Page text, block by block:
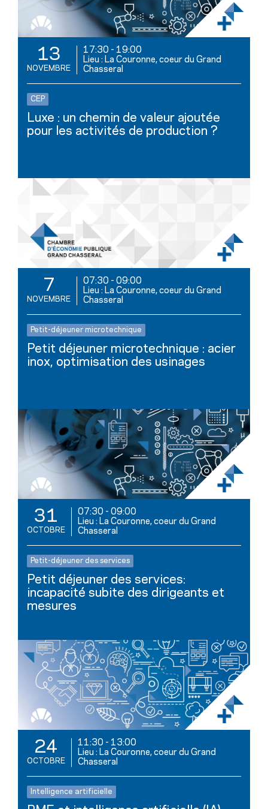
13
NOVEMBRE
17:30 - 19:00
Lieu : La Couronne, coeur du Grand
Chasseral
CEP
Luxe : un chemin de valeur ajoutée
pour les activités de production ?
7
NOVEMBRE
07:30 - 09:00
Lieu : La Couronne, coeur du Grand
Chasseral
Petit-déjeuner microtechnique
Petit déjeuner microtechnique : acier
inox, optimisation des usinages
31
OCTOBRE
07:30 - 09:00
Lieu : La Couronne, coeur du Grand
Chasseral
Petit-déjeuner des services
Petit déjeuner des services:
incapacité subite des dirigeants et
mesures
24
OCTOBRE
11:30 - 13:00
Lieu : La Couronne, coeur du Grand
Chasseral
Intelligence artificielle